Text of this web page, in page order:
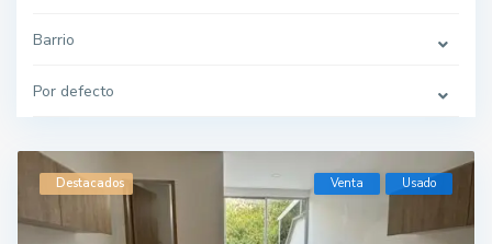
Barrio
Por defecto
Destacados Venta Usado